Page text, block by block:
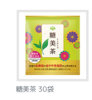
糖美茶 30袋